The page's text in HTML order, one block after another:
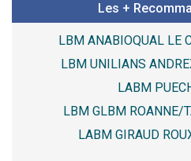
Les +
LBM ANABIOQUAL LE
LBM UNILIANS
LABM
LBM GLBM ROANNE/
LABM GIRAUD